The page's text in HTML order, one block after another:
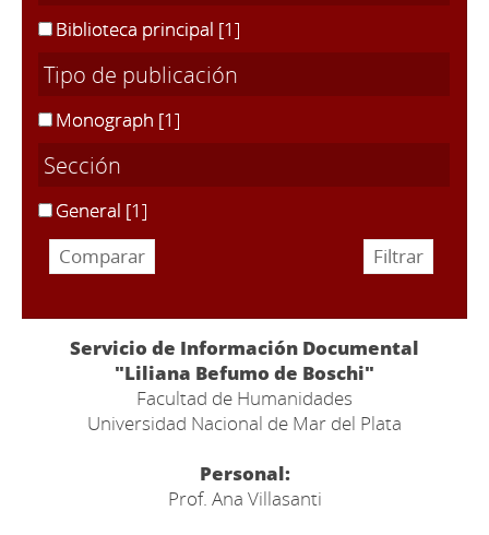
Biblioteca principal [1]
Tipo de publicación
Monograph [1]
Sección
General [1]
Servicio de Información Documental
"Liliana Befumo de Boschi"
Facultad de Humanidades
Universidad Nacional de Mar del Plata
Personal:
Prof. Ana Villasanti